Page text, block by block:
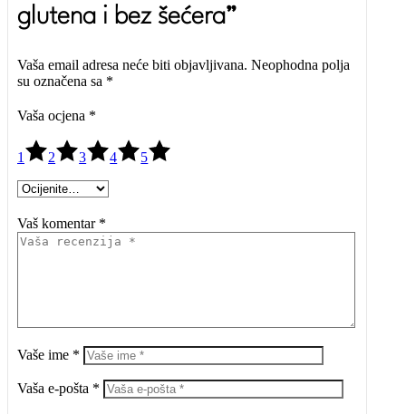
glutena i bez šećera”
Vaša email adresa neće biti objavljivana. Neophodna polja
su označena sa *
Vaša ocjena *
1 2 3 4 5
Vaš komentar *
Vaše ime *
Vaša e-pošta *